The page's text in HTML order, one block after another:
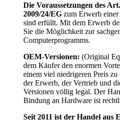
Die Voraussetzungen des
2009/24/EG zum Erwerb
sind erfüllt. Mit dem Erwerb
Sie die Möglichkeit zur
Computerprogramms.
OEM-Versionen: (Original
dem Käufer den enormen
einem viel niedrigeren Preis
der Erwerb, der Vertrieb und
Versionen völlig legal. Der
Bindung an Hardware ist
Seit 2011 ist der Handel aus